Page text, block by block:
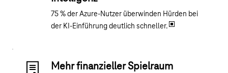
75 % der Azure-Nutzer überwinden Hürden bei
der KI-Einführung deutlich schneller.
Mehr finanzieller Spielraum